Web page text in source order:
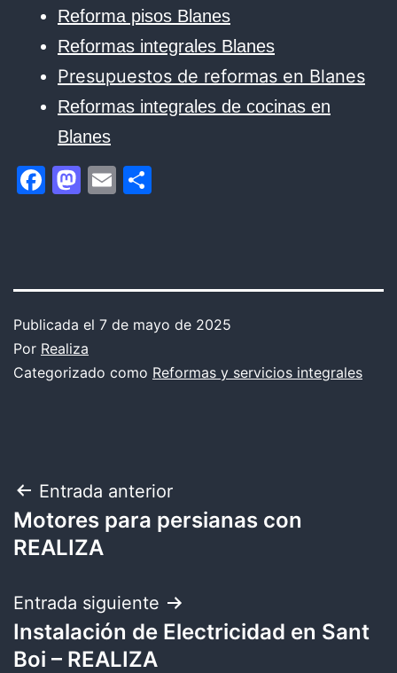
Reforma pisos Blanes
Reformas integrales Blanes
Presupuestos de reformas en Blanes
Reformas integrales de cocinas en
Blanes
Facebook
Mastodon
Email
Publicada el 7 de mayo de 2025
Por Realiza
Categorizado como Reformas y servicios integrales
Navegación
de
entradas
Entrada anterior
Motores para persianas con
REALIZA
Entrada siguiente
Instalación de Electricidad en Sant
Boi – REALIZA